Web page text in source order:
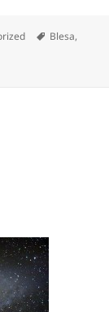
Etiquetas
Blesa,